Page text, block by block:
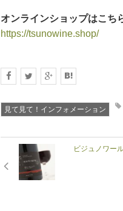
オンラインショップはこち
https://tsunowine.shop/
見て見て！インフォメーション
ビジュノワー